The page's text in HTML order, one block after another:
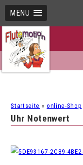
MENU
Startseite »online-Shop
Uhr Notenwert